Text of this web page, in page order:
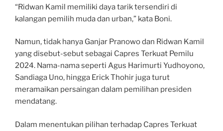
“Ridwan Kamil memiliki daya tarik tersendiri di
kalangan pemilih muda dan urban,” kata Boni.
Namun, tidak hanya Ganjar Pranowo dan Ridwan Kamil
yang disebut-sebut sebagai Capres Terkuat Pemilu
2024. Nama-nama seperti Agus Harimurti Yudhoyono,
Sandiaga Uno, hingga Erick Thohir juga turut
meramaikan persaingan dalam pemilihan presiden
mendatang.
Dalam menentukan pilihan terhadap Capres Terkuat